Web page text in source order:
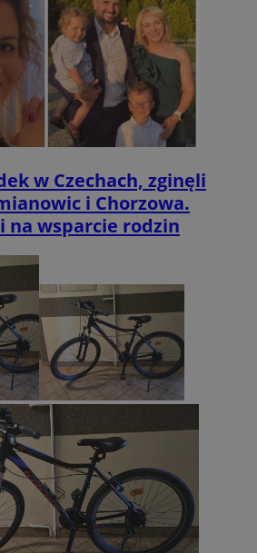
w Czechach, zginęli
i Chorzowa.
na wsparcie rodzin